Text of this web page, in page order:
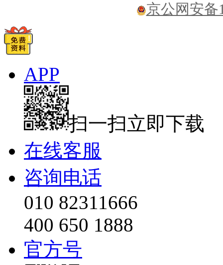
京公网安备
APP
扫一扫立即下载
在线客服
咨询电话
010 82311666
400 650 1888
官方号